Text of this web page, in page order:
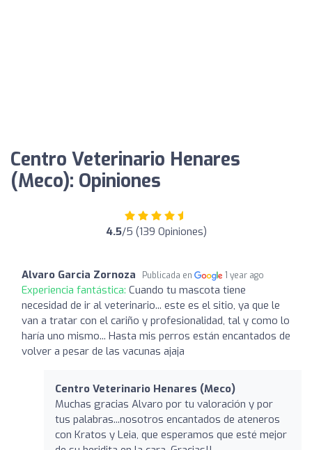
Centro Veterinario Henares
(Meco): Opiniones
4.5/5 (139 Opiniones)
Alvaro Garcia Zornoza Publicada en 1 year ago
Experiencia fantástica: Cuando tu mascota tiene
necesidad de ir al veterinario... este es el sitio, ya que le
van a tratar con el cariño y profesionalidad, tal y como lo
haría uno mismo... Hasta mis perros están encantados de
volver a pesar de las vacunas ajaja
Centro Veterinario Henares (Meco)
Muchas gracias Alvaro por tu valoración y por
tus palabras...nosotros encantados de ateneros
con Kratos y Leia, que esperamos que esté mejor